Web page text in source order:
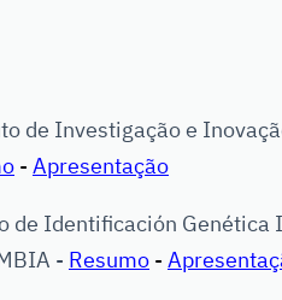
de Investigação e
- Apresentação
de Identificación
- Resumo -